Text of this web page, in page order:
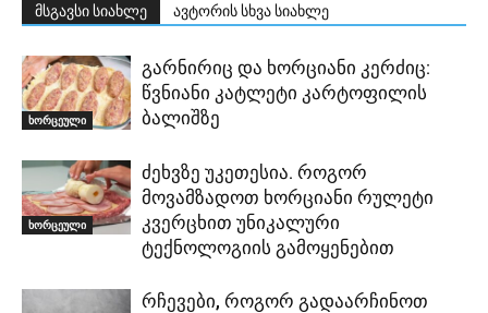
მსგავსი სიახლე ავტორის სხვა სიახლე
ხორცეული
გარნირიც და ხორციანი კერძიც:
წვნიანი კატლეტი კარტოფილის
ბალიშზე
ხორცეული
ძეხვზე უკეთესია. როგორ
მოვამზადოთ ხორციანი რულეტი
კვერცხით უნიკალური
ტექნოლოგიის გამოყენებით
რჩევები, როგორ გადაარჩინოთ